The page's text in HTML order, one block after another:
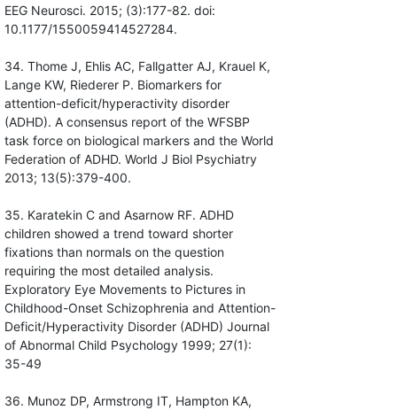
EEG Neurosci. 2015; (3):177-82. doi:
10.1177/1550059414527284.
34. Thome J, Ehlis AC, Fallgatter AJ, Krauel K,
Lange KW, Riederer P. Biomarkers for
attention-deficit/hyperactivity disorder
(ADHD). A consensus report of the WFSBP
task force on biological markers and the World
Federation of ADHD. World J Biol Psychiatry
2013; 13(5):379-400.
35. Karatekin C and Asarnow RF. ADHD
children showed a trend toward shorter
fixations than normals on the question
requiring the most detailed analysis.
Exploratory Eye Movements to Pictures in
Childhood-Onset Schizophrenia and Attention-
Deficit/Hyperactivity Disorder (ADHD) Journal
of Abnormal Child Psychology 1999; 27(1):
35-49
36. Munoz DP, Armstrong IT, Hampton KA,